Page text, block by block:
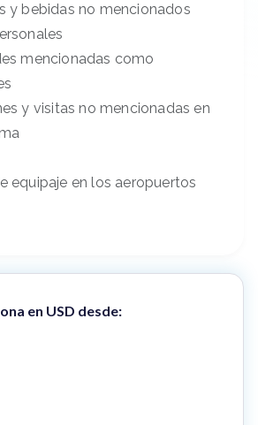
y bebidas no mencionados
mencionadas como
y visitas no mencionadas en
equipaje en los aeropuertos
en USD desde: